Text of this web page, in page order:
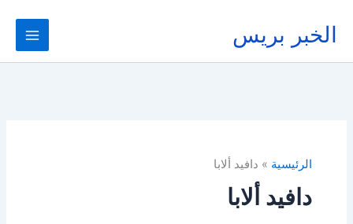
المحتوى
الخبر بريس
الرئيسية دافيد ألابا
دافيد ألابا